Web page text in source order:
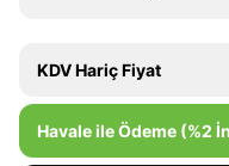
KDV Hariç Fiyat
Havale ile Ödeme (%2